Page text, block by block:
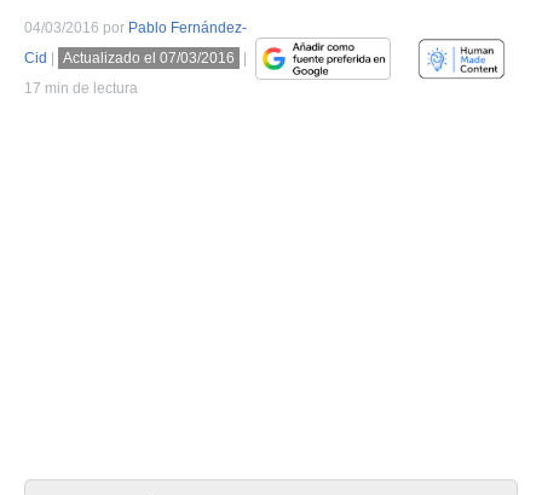
04/03/2016 por Pablo Fernández-
Cid
Actualizado el 07/03/2016
17 min de lectura